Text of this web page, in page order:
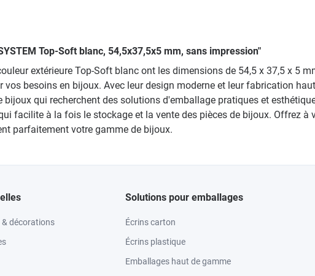
Top-Soft blanc, 54,5x37,5x5 mm, sans impression"
extérieure Top-Soft blanc ont les dimensions de 54,5 x 37,5 x 5
besoins en bijoux. Avec leur design moderne et leur fabrication
qui recherchent des solutions d'emballage pratiques et
facilite à la fois le stockage et la vente des pièces de bijoux. Offrez
parfaitement votre gamme de bijoux.
& décorations
Solutions pour emballages
Écrins carton
Écrins plastique
Emballages haut de gamme